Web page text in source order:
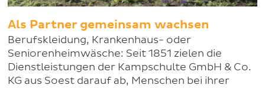
Als Partner gemeinsam wachsen
Berufskleidung, Krankenhaus- oder
Seniorenheimwäsche: Seit 1851 zielen die
Dienstleistungen der Kampschulte GmbH & Co.
KG aus Soest darauf ab, Menschen bei ihrer